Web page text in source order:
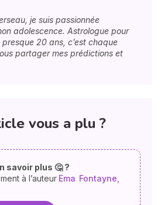
je suis passionnée
adolescence. Astrologue pour
20 ans, c’est chaque
partager mes prédictions et
vous a plu ?
savoir plus 🤔 ?
à l’auteur Ema Fontayne,